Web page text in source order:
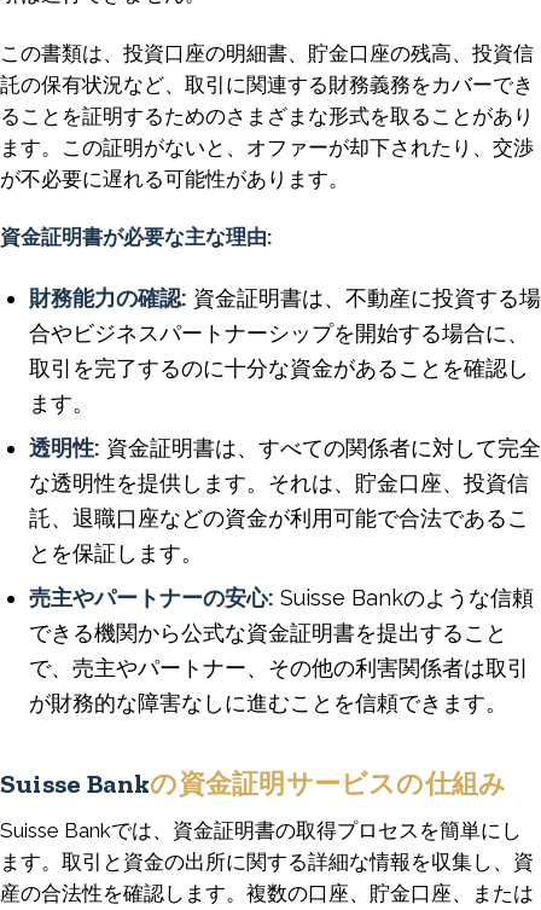
この書類は、投資口座の明細書、貯金口座の残高、投資信
託の保有状況など、取引に関連する財務義務をカバーでき
ることを証明するためのさまざまな形式を取ることがあり
ます。この証明がないと、オファーが却下されたり、交渉
が不必要に遅れる可能性があります。
資金証明書が必要な主な理由:
財務能力の確認: 資金証明書は、不動産に投資する場
合やビジネスパートナーシップを開始する場合に、
取引を完了するのに十分な資金があることを確認し
ます。
透明性: 資金証明書は、すべての関係者に対して完全
な透明性を提供します。それは、貯金口座、投資信
託、退職口座などの資金が利用可能で合法であるこ
とを保証します。
売主やパートナーの安心: Suisse Bankのような信頼
できる機関から公式な資金証明書を提出すること
で、売主やパートナー、その他の利害関係者は取引
が財務的な障害なしに進むことを信頼できます。
Suisse Bankの資金証明サービスの仕組み
Suisse Bankでは、資金証明書の取得プロセスを簡単にし
ます。取引と資金の出所に関する詳細な情報を収集し、資
産の合法性を確認します。複数の口座、貯金口座、または